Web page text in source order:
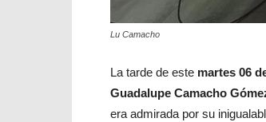
Lu Camacho
La tarde de este martes 06
Guadalupe Camacho
era admirada por su